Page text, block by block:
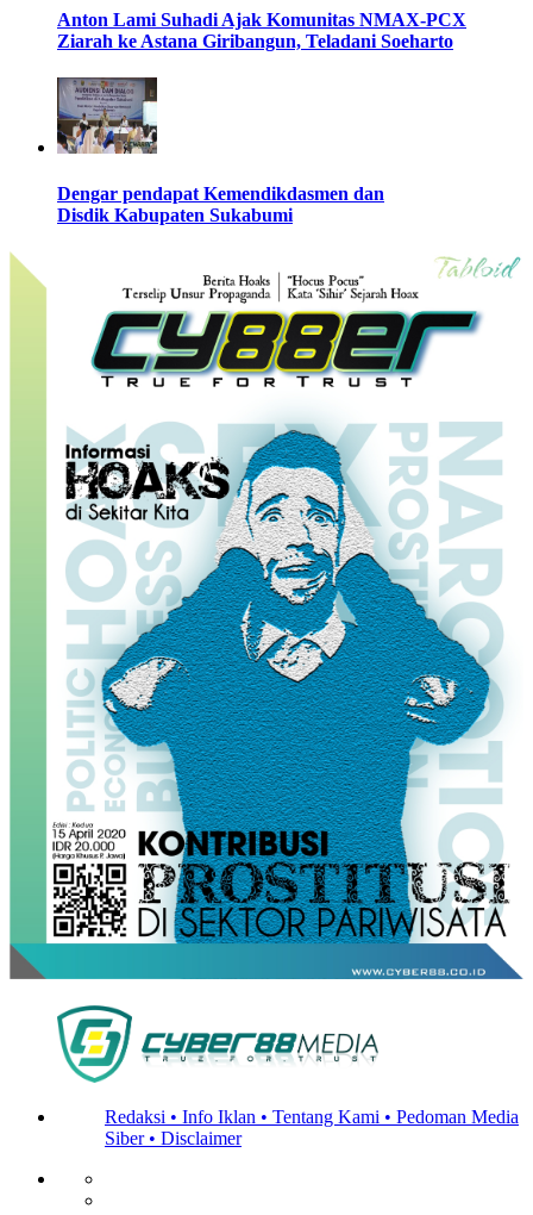
Anton Lami Suhadi Ajak Komunitas NMAX-PCX
Ziarah ke Astana Giribangun, Teladani Soeharto
Dengar pendapat Kemendikdasmen dan
Disdik Kabupaten Sukabumi
Redaksi • Info Iklan • Tentang Kami • Pedoman Media
Siber • Disclaimer